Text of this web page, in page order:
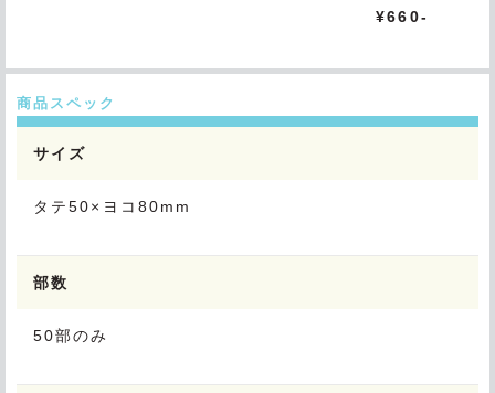
¥660-
商品スペック
サイズ
タテ50×ヨコ80mm
部数
50部のみ